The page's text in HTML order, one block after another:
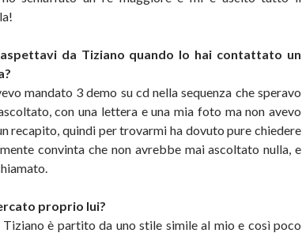
da Tiziano quando lo hai contattato un
mandato 3 demo su cd nella sequenza che speravo
con una lettera e una mia foto ma non avevo
recapito, quindi per trovarmi ha dovuto pure chiedere
convinta che non avrebbe mai ascoltato nulla, e
proprio lui?
Tiziano è partito da uno stile simile al mio e così poco